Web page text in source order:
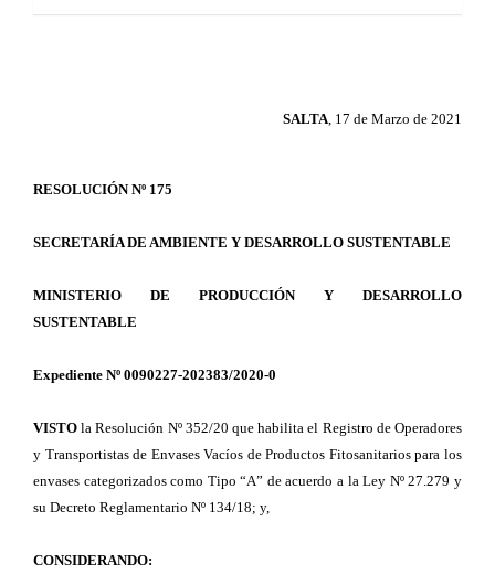
SALTA, 17 de Marzo de 2021
RESOLUCIÓN Nº 175
SECRETARÍA DE AMBIENTE Y DESARROLLO SUSTENTABLE
MINISTERIO DE PRODUCCIÓN Y DESARROLLO
SUSTENTABLE
Expediente Nº 0090227-202383/2020-0
VISTO la Resolución Nº 352/20 que habilita el Registro de Operadores
y Transportistas de Envases Vacíos de Productos Fitosanitarios para los
envases categorizados como Tipo “A” de acuerdo a la Ley Nº 27.279 y
su Decreto Reglamentario Nº 134/18; y,
CONSIDERANDO: